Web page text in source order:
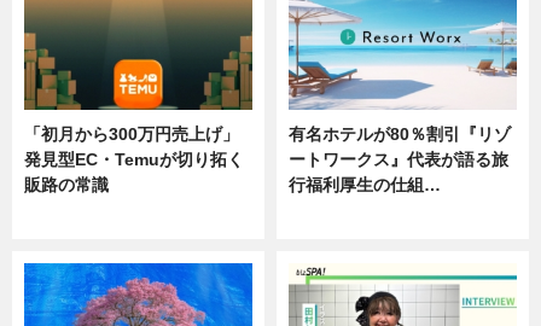
「初月から300万円売上げ」
発見型EC・Temuが切り拓く
販路の常識
有名ホテルが80％割引『リゾ
ートワークス』代表が語る旅
行福利厚生の仕組…